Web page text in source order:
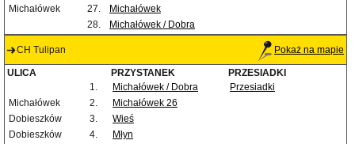
Michałówek
27.
Michałówek
28.
Michałówek / Dobra
CH Tulipan Pokaż na mapie
ULICA PRZYSTANEK
PRZESIADKI
1.
Michałówek / Dobra
Przesiadki
Michałówek
2.
Michałówek 26
Dobieszków
3.
Wieś
Dobieszków
4.
Młyn